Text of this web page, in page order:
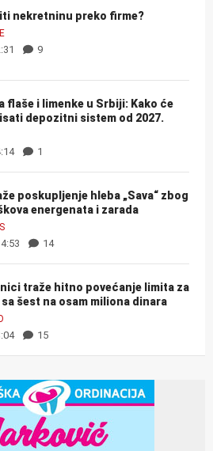
nekretninu preko firme?
9
flaše i limenke u Srbiji: Kako će
depozitni sistem od 2027.
1
poskupljenje hleba „Sava“ zbog
energenata i zarada
14
traže hitno povećanje limita za
šest na osam miliona dinara
15